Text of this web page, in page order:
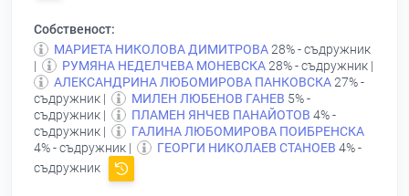
Собственост:
МАРИЕТА НИКОЛОВА ДИМИТРОВА28% - съдружник
|
РУМЯНА НЕДЕЛЧЕВА МОНЕВСКА28% - съдружник |
АЛЕКСАНДРИНА ЛЮБОМИРОВА ПАНКОВСКА27% -
съдружник |
МИЛЕН ЛЮБЕНОВ ГАНЕВ 5% -
съдружник |
ПЛАМЕН ЯНЧЕВ ПАНАЙОТОВ 4% -
съдружник |
ГАЛИНА ЛЮБОМИРОВА ПОИБРЕНСКА
4% - съдружник |
ГЕОРГИ НИКОЛАЕВ СТАНОЕВ 4% -
съдружник